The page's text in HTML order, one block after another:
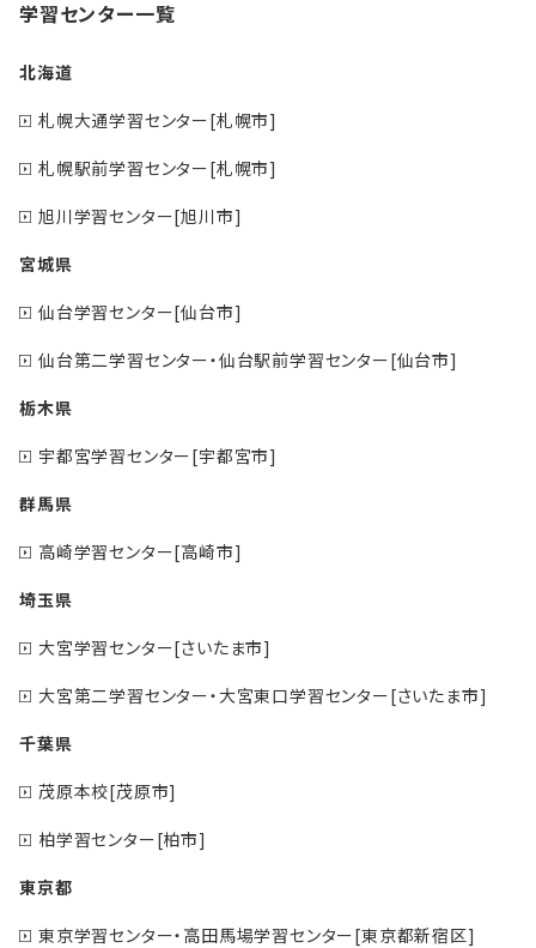
学習センター一覧
北海道
札幌大通学習センター[札幌市]
札幌駅前学習センター[札幌市]
旭川学習センター[旭川市]
宮城県
仙台学習センター[仙台市]
仙台第二学習センター・仙台駅前学習センター[仙台市]
栃木県
宇都宮学習センター[宇都宮市]
群馬県
高崎学習センター[高崎市]
埼玉県
大宮学習センター[さいたま市]
大宮第二学習センター・大宮東口学習センター[さいたま市]
千葉県
茂原本校[茂原市]
柏学習センター[柏市]
東京都
東京学習センター・高田馬場学習センター[東京都新宿区]